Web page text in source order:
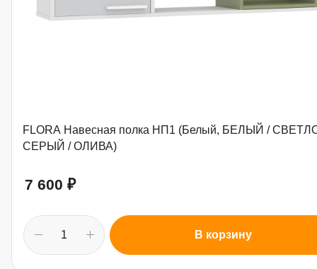
FLORA Навесная полка НП1 (Белый, БЕЛЫЙ /
СЕРЫЙ / ОЛИВА)
7 600 ₽
В корзину